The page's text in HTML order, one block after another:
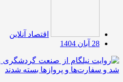
اقتصاد آنلاین
28 آبان 1404